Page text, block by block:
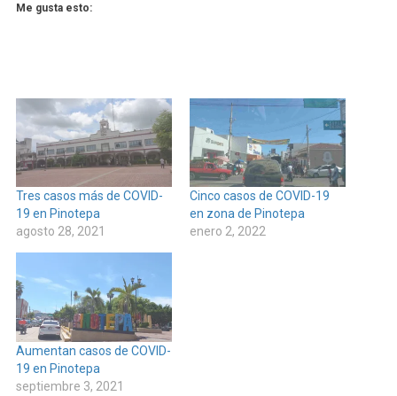
Me gusta esto:
Tres casos más de COVID-
19 en Pinotepa
agosto 28, 2021
Cinco casos de COVID-19
en zona de Pinotepa
enero 2, 2022
Aumentan casos de COVID-
19 en Pinotepa
septiembre 3, 2021